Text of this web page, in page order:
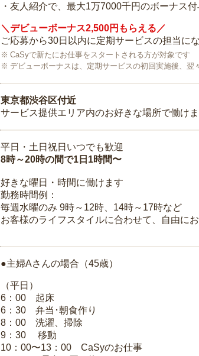
・友人紹介で、最大1万7000千円のボーナス
＼デビューボーナス2,500円もらえる／
ご応募から30日以内に定期サービスの担当に
CaSyで新たにお仕事をスタートされる方が対象です
デビューボーナスは、定期サービスの初回実施後、翌
東京都渋谷区付近
サービス提供エリア内のお好きな場所で働けま
平日・土日祝日いつでも歓迎
8時～20時の間で1日1時間〜
好きな曜日・時間に働けます
勤務時間例：
毎週水曜のみ 9時～12時、14時～17時など
お客様のライフスタイルに合わせて、自由に
●主婦Aさんの場合（45歳）
（平日）
6：00 起床
6：30 弁当･朝食作り
8：00 洗濯、掃除
9：30 移動
10：00〜13：00 CaSyのお仕事